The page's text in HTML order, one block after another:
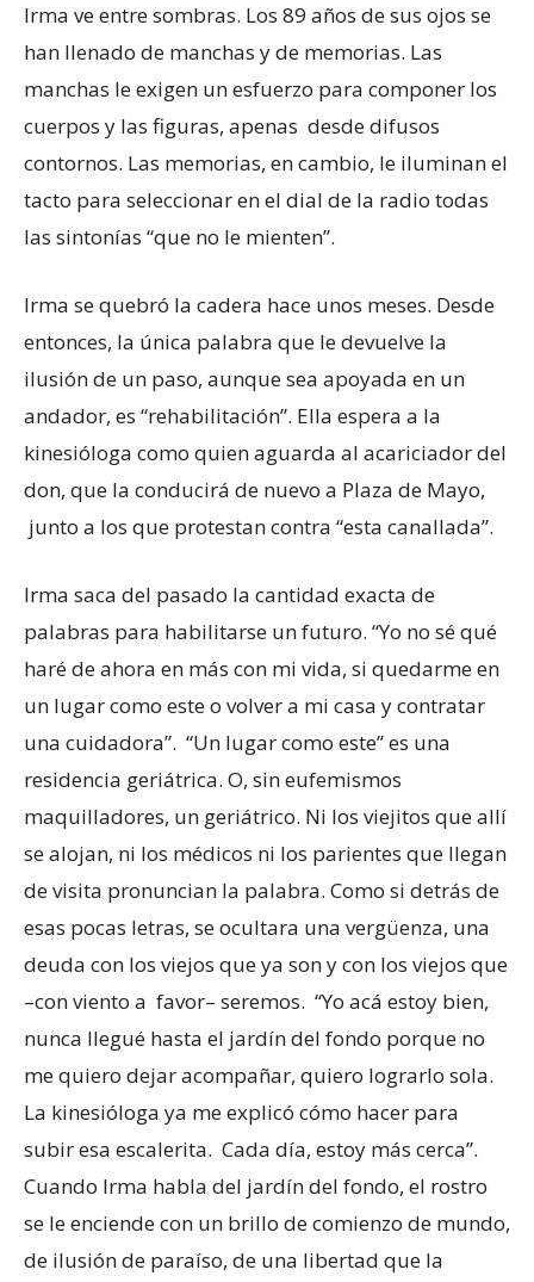
Irma ve entre sombras. Los 89 años de sus ojos se
han llenado de manchas y de memorias. Las
manchas le exigen un esfuerzo para componer los
cuerpos y las figuras, apenas desde difusos
contornos. Las memorias, en cambio, le iluminan el
tacto para seleccionar en el dial de la radio todas
las sintonías “que no le mienten”.
Irma se quebró la cadera hace unos meses. Desde
entonces, la única palabra que le devuelve la
ilusión de un paso, aunque sea apoyada en un
andador, es “rehabilitación”. Ella espera a la
kinesióloga como quien aguarda al acariciador del
don, que la conducirá de nuevo a Plaza de Mayo,
junto a los que protestan contra “esta canallada”.
Irma saca del pasado la cantidad exacta de
palabras para habilitarse un futuro. “Yo no sé qué
haré de ahora en más con mi vida, si quedarme en
un lugar como este o volver a mi casa y contratar
una cuidadora”. “Un lugar como este” es una
residencia geriátrica. O, sin eufemismos
maquilladores, un geriátrico. Ni los viejitos que allí
se alojan, ni los médicos ni los parientes que llegan
de visita pronuncian la palabra. Como si detrás de
esas pocas letras, se ocultara una vergüenza, una
deuda con los viejos que ya son y con los viejos que
–con viento a favor– seremos. “Yo acá estoy bien,
nunca llegué hasta el jardín del fondo porque no
me quiero dejar acompañar, quiero lograrlo sola.
La kinesióloga ya me explicó cómo hacer para
subir esa escalerita. Cada día, estoy más cerca”.
Cuando Irma habla del jardín del fondo, el rostro
se le enciende con un brillo de comienzo de mundo,
de ilusión de paraíso, de una libertad que la